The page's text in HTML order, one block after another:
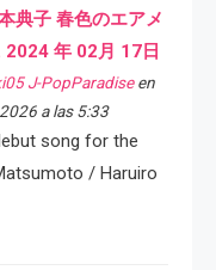
典子 春色のエアメ
2024 年 02月 17日
J-PopParadiseen
a las 5:33
song for the
/ Haruiro